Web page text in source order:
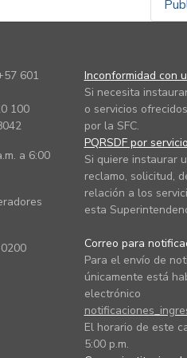
601
100
a 6:00
Inconformidad con
Si necesita
o servicios
por la SFC.
PQRSDF por
Si quiere instaurar
reclamo, solicitud,
relación a los
esta
Correo para
Para el envío de
únicamente está
electrónico
El horario de este
5:00 p.m.